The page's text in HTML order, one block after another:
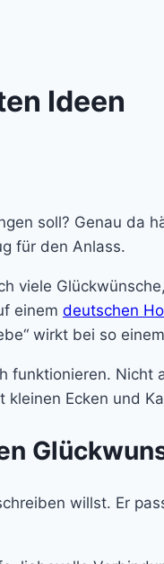
Ideen
soll? Genau da
für den Anlass.
viele
einem deutschen
wirkt bei so
Nicht
Ecken und
willst. Er